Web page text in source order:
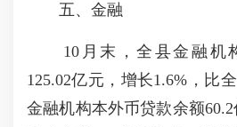
五、金融
10月末，全县金融机
125.02亿元，增长1.6%，比
金融机构本外币贷款余额60.2